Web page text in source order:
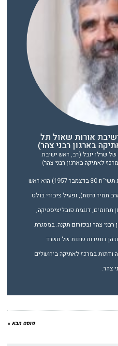
אורות שאול תל
בארגון רבני צהר)
שרלו יובל (רב, ראש ישיבת
לאתיקה בארגון רבני צהר)
הרב יובל שֶרְלוֹ (נולד ב-ז' טבת תשי"ח 30 בדצמבר 1957) הוא ראש
תמיר גרנות), ופעיל ציבורי בולט
תחומים, דוגמת פובליציסטיקה,
רבני צהר ובפורום תקנה. במסגרת
בוועדות שונות של משרד
במרכז לאתיקה בירושלים
צהר.
פוסט הבא »